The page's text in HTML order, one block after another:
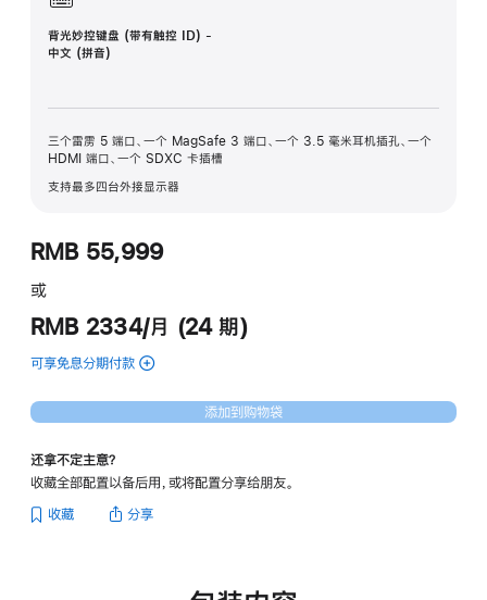
背光妙控键盘 (带有触控 ID) -
中文 (拼音)
三个雷雳 5 端口、一个 MagSafe 3 端口、一个 3.5 毫米耳机插孔、一个
HDMI 端口、一个 SDXC 卡插槽
支持最多四台外接显示器
RMB 55,999
或
RMB 2334/月 (24 期)
可享免息分期付款 (16
寸
MacBook Pro
色
的
添加到购物袋
还拿不定主意？
收藏全部配置以备后用，或将配置分享给朋友。
收藏 分享